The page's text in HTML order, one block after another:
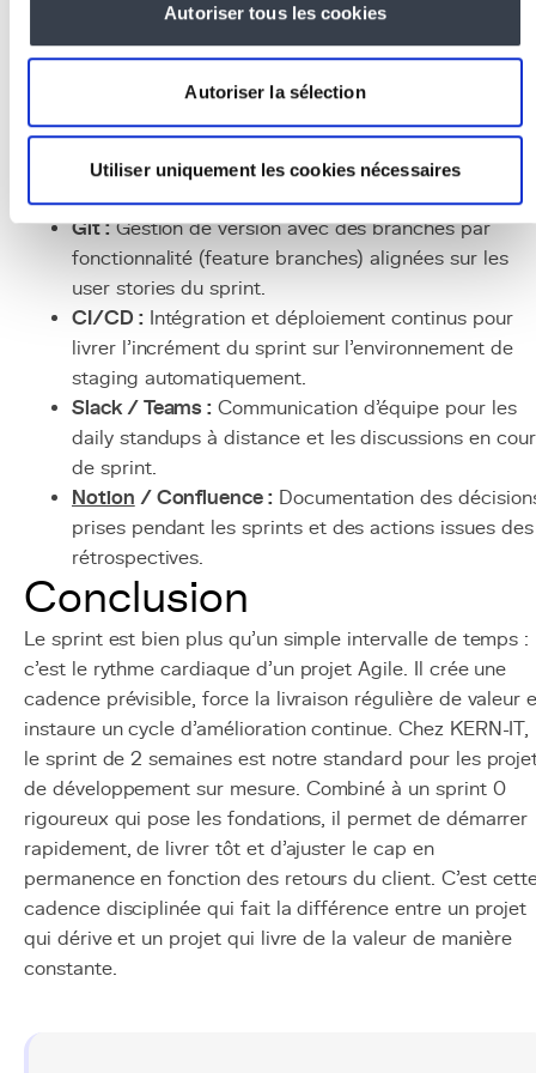
Autoriser tous les cookies
Autoriser la sélection
Utiliser uniquement les cookies nécessaires
Jira / Linear :Outils de gestion de backlog et de
suivi des sprints avec des tableaux
Miro / FigJam :Outils de collaboration visuelle pour
le story mapping, la planification et les
rétrospectives.
Git :Gestion de version avec des branches par
fonctionnalité (feature branches) alignées sur les
user stories du sprint.
CI/CD :Intégration et déploiement continus pour
livrer l'incrément du sprint sur l'environnement de
staging automatiquement.
Slack / Teams : Communication d'équipe pour les
daily standups à distance et les discussions en
de sprint.
Notion / Confluence : Documentation des
prises pendant les sprints et des actions issues des
rétrospectives.
Conclusion
Le sprint est bien plus qu'un simple intervalle de temps :
c'est le rythme cardiaque d'un projet Agile. Il crée une
cadence prévisible, force la livraison régulière de valeur
instaure un cycle d'amélioration continue. Chez KERN-IT,
le sprint de 2 semaines est notre standard pour les
de développement sur mesure. Combiné à un sprint 0
rigoureux qui pose les fondations, il permet de démarrer
rapidement, de livrer tôt et d'ajuster le cap en
permanence en fonction des retours du client. C'est
cadence disciplinée qui fait la différence entre un projet
qui dérive et un projet qui livre de la valeur de manière
constante.